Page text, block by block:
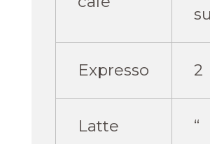
Expresso 2
Latte “